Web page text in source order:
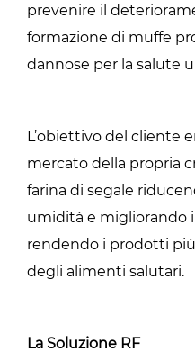
prevenire il
formazione di muffe
dannose per la salute
L’obiettivo del cliente
mercato della propria
farina di segale
umidità e migliorando
rendendo i prodotti
degli alimenti salutari.
La Soluzione RF